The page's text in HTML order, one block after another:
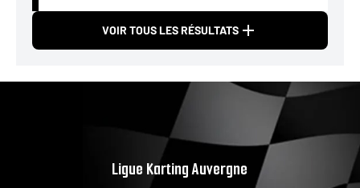
VOIR TOUS LES RÉSULTATS
Ligue Karting Auvergne